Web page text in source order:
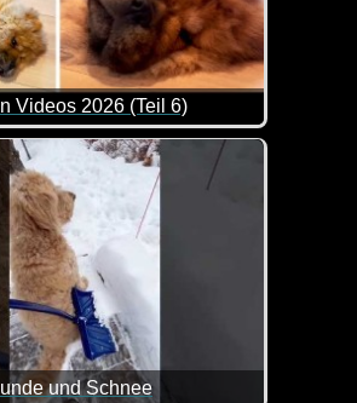
Videos 2026 (Teil 6)
von lustigen
und Schnee